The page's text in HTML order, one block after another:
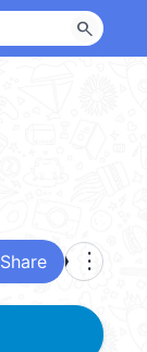
search
Share more_vert